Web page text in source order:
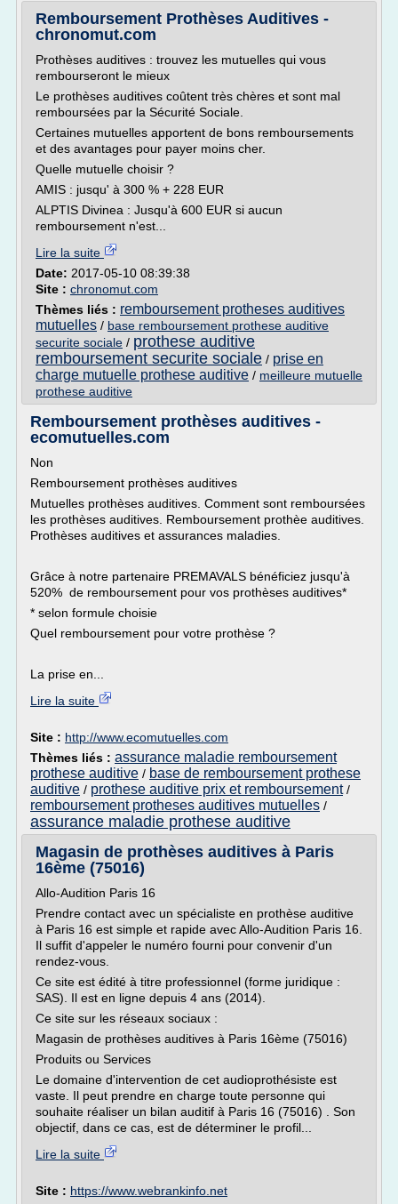
Remboursement Prothèses Auditives -
chronomut.com
Prothèses auditives : trouvez les mutuelles qui vous
rembourseront le mieux
Le prothèses auditives coûtent très chères et sont mal
remboursées par la Sécurité Sociale.
Certaines mutuelles apportent de bons remboursements
et des avantages pour payer moins cher.
Quelle mutuelle choisir ?
AMIS : jusqu' à 300 % + 228 EUR
ALPTIS Divinea : Jusqu'à 600 EUR si aucun
remboursement n'est...
Lire la suite
Date: 2017-05-10 08:39:38
Site : chronomut.com
Thèmes liés : remboursement protheses auditives
mutuelles / base remboursement prothese auditive
securite sociale / prothese auditive
remboursement securite sociale / prise en
charge mutuelle prothese auditive / meilleure mutuelle
prothese auditive
Remboursement prothèses auditives -
ecomutuelles.com
Non
Remboursement prothèses auditives
Mutuelles prothèses auditives. Comment sont remboursées
les prothèses auditives. Remboursement prothèe auditives.
Prothèses auditives et assurances maladies.
Grâce à notre partenaire PREMAVALS bénéficiez jusqu'à
520% de remboursement pour vos prothèses auditives*
* selon formule choisie
Quel remboursement pour votre prothèse ?
La prise en...
Lire la suite
Site : http://www.ecomutuelles.com
Thèmes liés : assurance maladie remboursement
prothese auditive / base de remboursement prothese
auditive / prothese auditive prix et remboursement/
remboursement protheses auditives mutuelles /
assurance maladie prothese auditive
Magasin de prothèses auditives à Paris
16ème (75016)
Allo-Audition Paris 16
Prendre contact avec un spécialiste en prothèse auditive
à Paris 16 est simple et rapide avec Allo-Audition Paris 16.
Il suffit d'appeler le numéro fourni pour convenir d'un
rendez-vous.
Ce site est édité à titre professionnel (forme juridique :
SAS). Il est en ligne depuis 4 ans (2014).
Ce site sur les réseaux sociaux :
Magasin de prothèses auditives à Paris 16ème (75016)
Produits ou Services
Le domaine d'intervention de cet audioprothésiste est
vaste. Il peut prendre en charge toute personne qui
souhaite réaliser un bilan auditif à Paris 16 (75016) . Son
objectif, dans ce cas, est de déterminer le profil...
Lire la suite
Site : https://www.webrankinfo.net